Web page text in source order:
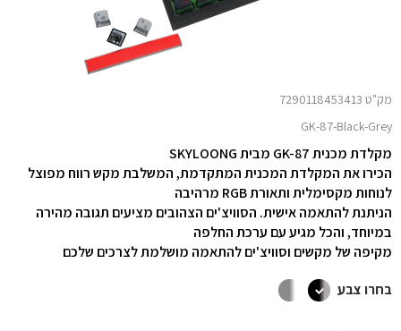
מק"ט 7290118453413
GK-87-Black-Grey
מקלדת מכנית GK-87 מבית SKYLOONG
הכירו את המקלדת המכנית המתקדמת, המשלבת מקש רווח מפוצל
לנוחות מקסימלית ותאורת RGB מרהיבה
הניתנת להתאמה אישית. הסוויצ'ים הצהובים מציעים תגובה מהירה
במיוחד, והכל מגיע עם ערכת החלפה
מקיפה של מקשים וסוויצ'ים להתאמה מושלמת לצרכים שלכם
בחרו צבע